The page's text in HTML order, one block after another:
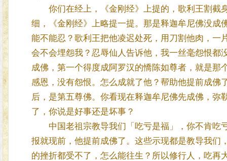
你们在经上，《金刚经》上提的，歌利王割截
细，《金刚经》上略提一提。那是释迦牟尼佛没成
能不能忍？歌利王把他凌迟处死，用刀割他肉，一
会不会埋怨我？忍辱仙人告诉他，我一丝毫怨恨都
成佛，第一个得度成阿罗汉的憍陈如尊者，就是
感恩，没有怨恨。怎么成就了他？帮助他提前成佛
后，是第五尊佛。你看现在释迦牟尼佛先成佛，
了，你说是好事还是坏事？
中国老祖宗教导我们「吃亏是福」，你不肯吃
报就现前，他提前成佛了。这些示现都是教导我们
的挫折都受不了，怎么能往生？所以修行人，吃